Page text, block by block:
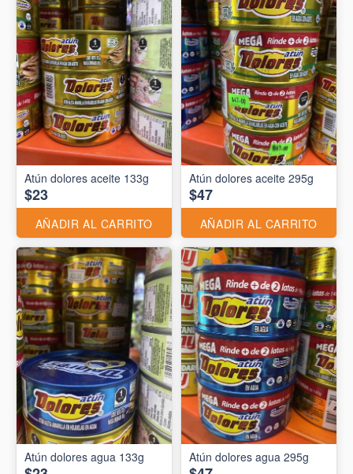
Atún dolores aceite 133g
$23
AÑADIR AL CARRITO
Atún dolores aceite 295g
$47
AÑADIR AL CARRITO
Atún dolores agua 133g Atún dolores agua 295g